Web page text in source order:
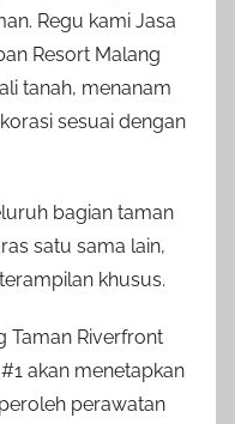
Regu kami Jasa
Resort Malang
tanah, menanam
sesuai dengan
bagian taman
satu sama lain,
khusus.
Taman Riverfront
akan menetapkan
perawatan